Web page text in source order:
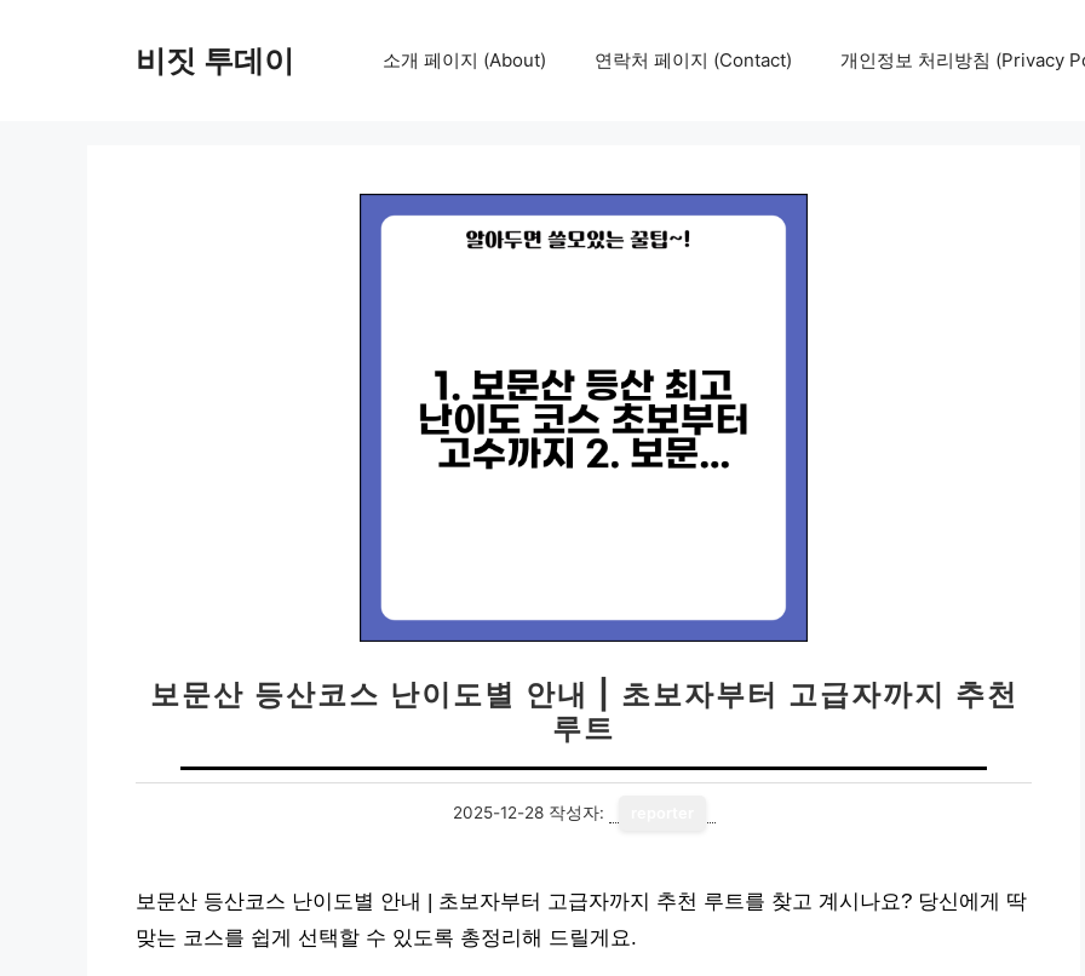
비짓 투데이 소개 페이지 (About) 연락처 페이지 (Contact) 개인정보 처리방침 (Privacy
보문산 등산코스 난이도별 안내 | 초보자부터 고급자까지 추천
루트
2025-12-28 작성자:
보문산 등산코스 난이도별 안내 | 초보자부터 고급자까지 추천 루트를 찾고 계시나요? 당신에게 딱
맞는 코스를 쉽게 선택할 수 있도록 총정리해 드릴게요.